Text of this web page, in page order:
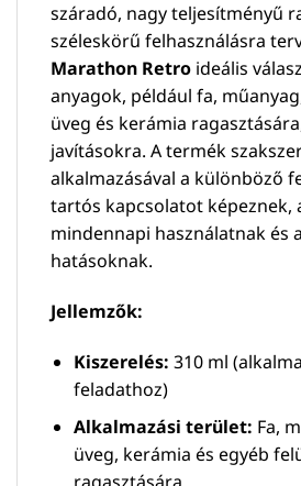
száradó, nagy teljesítményű
széleskörű felhasználásra
Marathon Retro ideális
anyagok, például fa,
üveg és kerámia
javításokra. A termék
alkalmazásával a különböző
tartós kapcsolatot képeznek,
mindennapi használatnak és
hatásoknak.
Jellemzők:
Kiszerelés: 310 ml
feladathoz)
Alkalmazási terület: Fa,
üveg, kerámia és egyéb